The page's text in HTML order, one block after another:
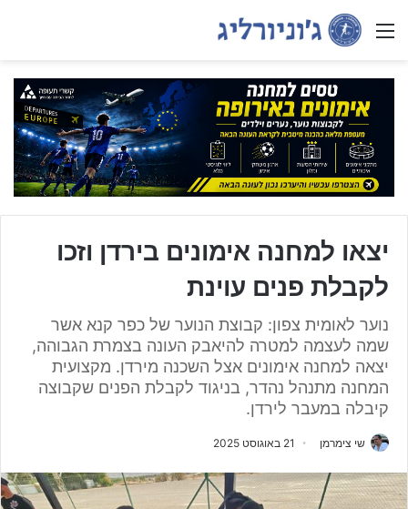
Menu
יצאו למחנה אימונים בירדן וזכו
לקבלת פנים עוינת
נוער לאומית צפון: קבוצת הנוער של כפר קנא אשר
שמה לעצמה למטרה להיאבק העונה בצמרת הגבוהה,
יצאה למחנה אימונים אצל השכנה מירדן. מקצועית
המחנה מתנהל נהדר, בניגוד לקבלת הפנים שקבוצה
קיבלה במעבר לירדן.
שי צימרמן 21 באוגוסט 2025